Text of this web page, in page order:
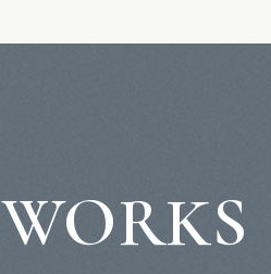
WORKS